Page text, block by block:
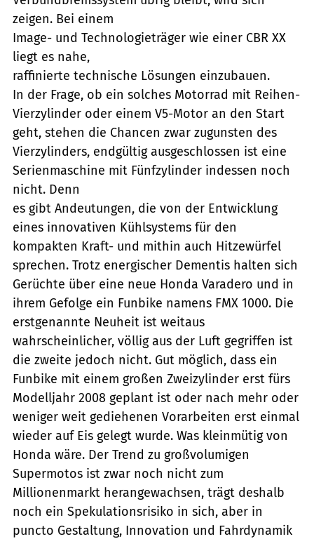
zeigen. Bei einem
Image- und Technologieträger wie einer CBR XX
liegt es nahe,
raffinierte technische Lösungen einzubauen.
In der Frage, ob ein solches Motorrad mit Reihen-
Vierzylinder oder einem V5-Motor an den Start
geht, stehen die Chancen zwar zugunsten des
Vierzylinders, endgültig ausgeschlossen ist eine
Serienmaschine mit Fünfzylinder indessen noch
nicht. Denn
es gibt Andeutungen, die von der Entwicklung
eines innovativen Kühlsystems für den
kompakten Kraft- und mithin auch Hitzewürfel
sprechen. Trotz energischer Dementis halten sich
Gerüchte über eine neue Honda Varadero und in
ihrem Gefolge ein Funbike namens FMX 1000. Die
erstgenannte Neuheit ist weitaus
wahrscheinlicher, völlig aus der Luft gegriffen ist
die zweite jedoch nicht. Gut möglich, dass ein
Funbike mit einem großen Zweizylinder erst fürs
Modelljahr 2008 geplant ist oder nach mehr oder
weniger weit gediehenen Vorarbeiten erst einmal
wieder auf Eis gelegt wurde. Was kleinmütig von
Honda wäre. Der Trend zu großvolumigen
Supermotos ist zwar noch nicht zum
Millionenmarkt herangewachsen, trägt deshalb
noch ein Spekulationsrisiko in sich, aber in
puncto Gestaltung, Innovation und Fahrdynamik